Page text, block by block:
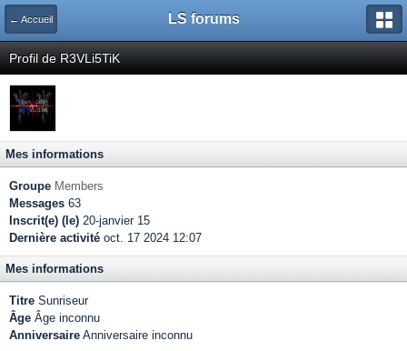
← Accueil LS forums
Profil de R3VLi5TiK
Mes informations
Groupe Members
Messages 63
Inscrit(e) (le) 20-janvier 15
Dernière activité oct. 17 2024 12:07
Mes informations
Titre Sunriseur
Âge Âge inconnu
Anniversaire Anniversaire inconnu